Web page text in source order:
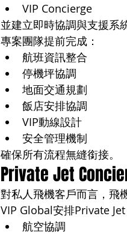
VIP Concierge
並建立即時協調與支援系統
專案團隊提前完成：
航班資訊整合
停機坪協調
地面交通規劃
飯店安排協調
VIP動線設計
安全管理機制
確保所有流程無縫銜接。
Private Jet
對私人飛機客戶而言，飛
VIP Global安排Private
航空協調